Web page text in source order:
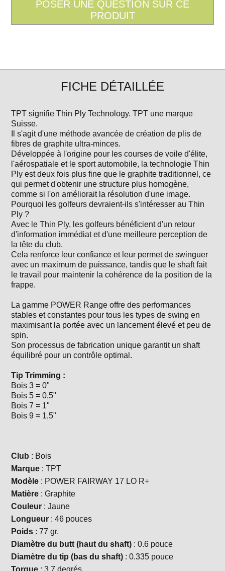
FICHE DÉTAILLÉE
TPT signifie Thin Ply Technology. TPT une marque
Suisse.
Il s'agit d'une méthode avancée de création de plis de
fibres de graphite ultra-minces.
Développée à l'origine pour les courses de voile d'élite,
l'aérospatiale et le sport automobile, la technologie Thin
Ply est deux fois plus fine que le graphite traditionnel, ce
qui permet d'obtenir une structure plus homogène,
comme si l'on améliorait la résolution d'une image.
Pourquoi les golfeurs devraient-ils s'intéresser au Thin
Ply ?
Avec le Thin Ply, les golfeurs bénéficient d'un retour
d'information immédiat et d'une meilleure perception de
la tête du club.
Cela renforce leur confiance et leur permet de swinguer
avec un maximum de puissance, tandis que le shaft fait
le travail pour maintenir la cohérence de la position de la
frappe.
La gamme POWER Range offre des performances
stables et constantes pour tous les types de swing en
maximisant la portée avec un lancement élevé et peu de
spin.
Son processus de fabrication unique garantit un shaft
équilibré pour un contrôle optimal.
Tip Trimming :
Bois 3 = 0"
Bois 5 = 0,5"
Bois 7 = 1"
Bois 9 = 1,5"
Club : Bois
Marque : TPT
Modèle : POWER FAIRWAY 17 LO R+
Matière : Graphite
Couleur : Jaune
Longueur : 46 pouces
Poids : 77 gr.
Diamètre du butt (haut du shaft) : 0.6 pouce
Diamètre du tip (bas du shaft) : 0.335 pouce